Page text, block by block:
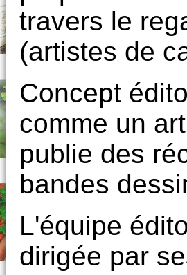
travers le
(artistes de
Concept
comme un
publie des
bandes
L'équipe
dirigée par